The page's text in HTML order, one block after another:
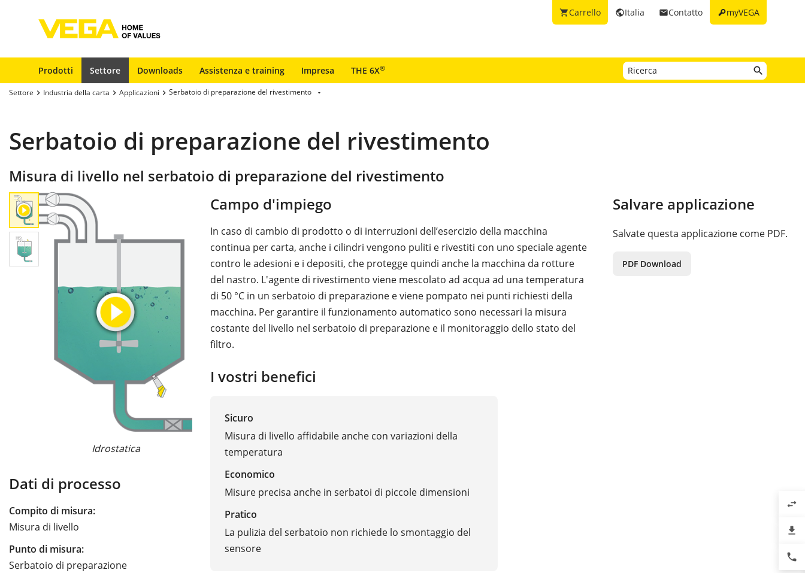
keymyVEGA
emailContatto
publicItalia
shopping_cartCarrello
Prodotti Settore Downloads Assistenza e training Impresa THE 6X®
Settore Industria della carta Applicazioni Serbatoio di preparazione del rivestimento
Serbatoio di preparazione del rivestimento
Misura di livello nel serbatoio di preparazione del rivestimento
Idrostatica
Dati di processo
Compito di misura:
Misura di livello
Punto di misura:
Serbatoio di preparazione
Campo d'impiego
In caso di cambio di prodotto o di interruzioni dell’esercizio della macchina
continua per carta, anche i cilindri vengono puliti e rivestiti con uno speciale agente
contro le adesioni e i depositi, che protegge quindi anche la macchina da rotture
del nastro. L'agente di rivestimento viene mescolato ad acqua ad una temperatura
di 50 °C in un serbatoio di preparazione e viene pompato nei punti richiesti della
macchina. Per garantire il funzionamento automatico sono necessari la misura
costante del livello nel serbatoio di preparazione e il monitoraggio dello stato del
filtro.
I vostri benefici
Sicuro
Misura di livello affidabile anche con variazioni della
temperatura
Economico
Misure precisa anche in serbatoi di piccole dimensioni
Pratico
La pulizia del serbatoio non richiede lo smontaggio del
sensore
Salvare applicazione
Salvate questa applicazione come PDF.
PDF Download
swap_horiz
file_download
phone